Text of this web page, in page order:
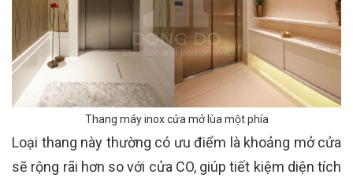
Thang máy inox cửa mở lùa một phía
Loại thang này thường có ưu điểm là khoảng mở cửa
sẽ rộng rãi hơn so với cửa CO, giúp tiết kiệm diện tích